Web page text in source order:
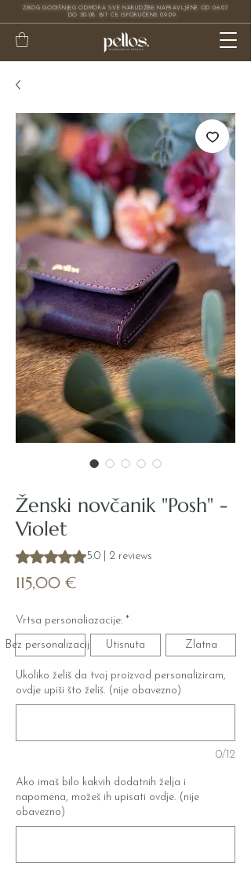
ZBOG GODIŠNJEG ODMORA SVE NARUDŽBE NAPRAVLJENE OD 06.07.
DO 20.08. BIT ĆE ISPORUČENE 09.09.
Ženski novčanik "Posh" -
Violet
Rating is 5.0 out of five stars based on 2
5.0 | 2 reviews
115,00 €
Vrtsa personaliazacije: *
Bez personalizacije Utisnuta Zlatna
Ukoliko želiš da tvoj proizvod personaliziram,
ovdje upiši što želiš. (nije obavezno)
0/12
Ako imaš bilo kakvih dodatnih želja i
napomena, možeš ih upisati ovdje. (nije
obavezno)